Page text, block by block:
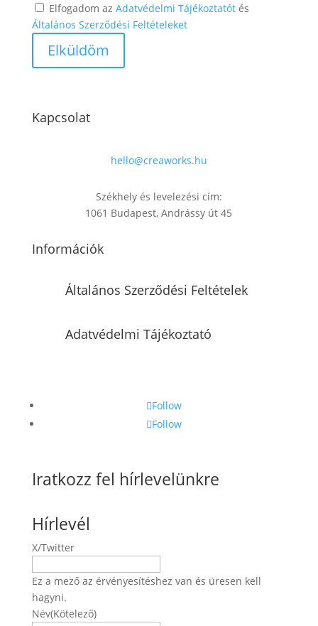
Elfogadom az Adatvédelmi Tájékoztatótés
Általános Szerződési Feltételeket
Kapcsolat
hello@creaworks.hu
Székhely és levelezési cím:
1061 Budapest, Andrássy út 45
Információk
Általános Szerződési Feltételek
Adatvédelmi Tájékoztató
Follow
Follow
Iratkozz fel hírlevelünkre
Hírlevél
X/Twitter
Ez a mező az érvényesítéshez van és üresen kell
hagyni.
Név(Kötelező)